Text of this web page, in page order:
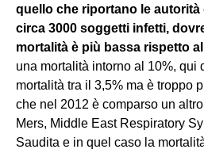
quello che riportano le autorità
circa 3000 soggetti infetti,
mortalità è più bassa rispetto
una mortalità intorno al 10%, qui
mortalità tra il 3,5% ma è troppo
che nel 2012 è comparso un
Mers, Middle East Respiratory
Saudita e in quel caso la